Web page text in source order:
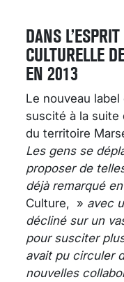
DANS
CULTURELLE
EN 2013
Le nouveau label
suscité à la suite
du territoire
Les gens se
proposer de
déjà remarqué
Culture, » avec
décliné sur un
pour susciter
avait pu circuler
nouvelles